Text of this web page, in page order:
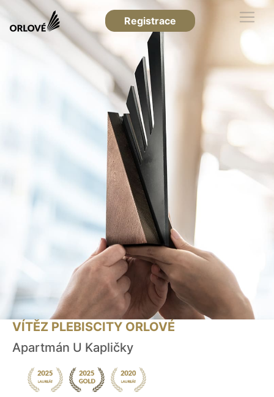
Registrace
VÍTĚZ PLEBISCITY ORLOVÉ
Apartmán U Kapličky